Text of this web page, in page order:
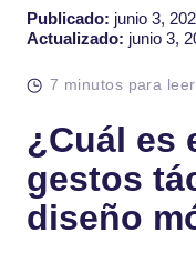
Publicado: junio 3,
Actualizado: junio 3,
7 minutos para leer
¿Cuál es
gestos
diseño